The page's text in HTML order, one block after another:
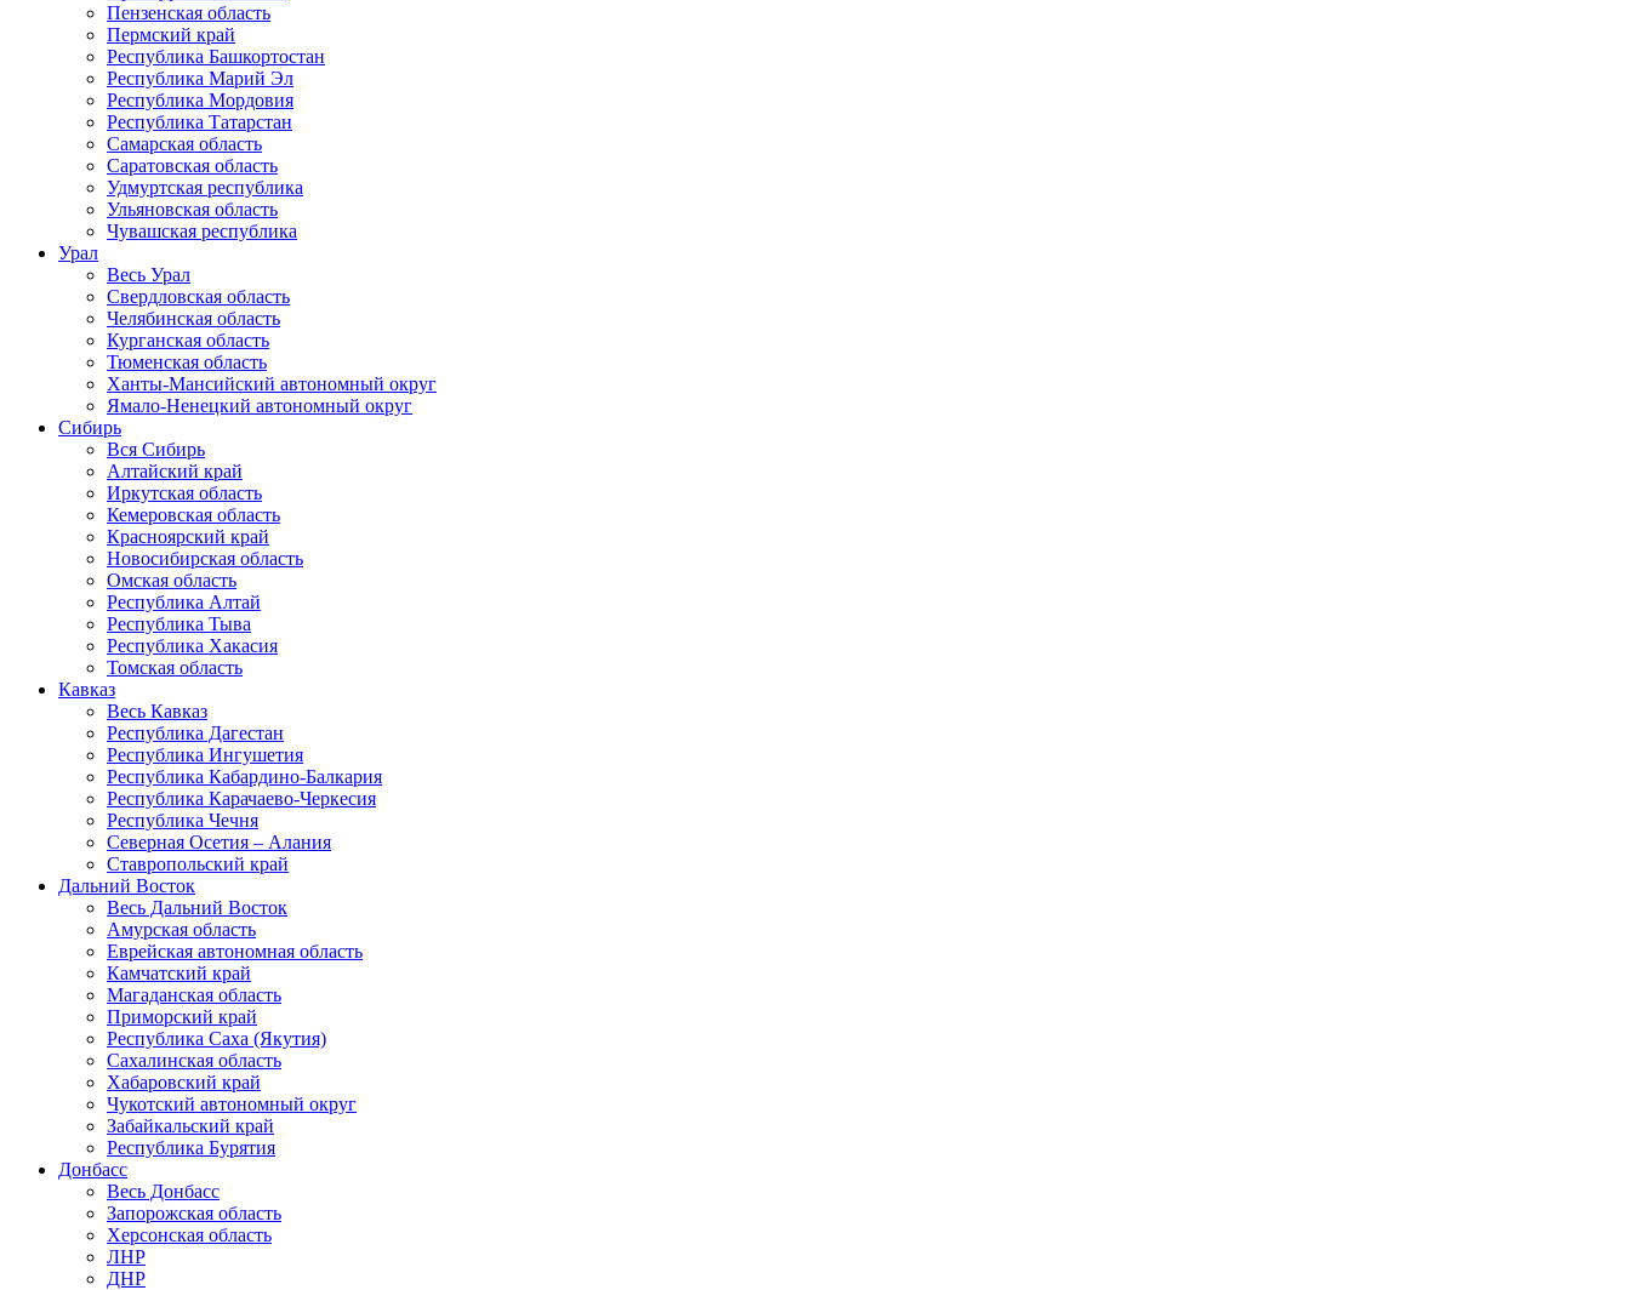
Пензенская область
Пермский край
Республика Башкортостан
Республика Марий Эл
Республика Мордовия
Республика Татарстан
Самарская область
Саратовская область
Удмуртская республика
Ульяновская область
Чувашская республика
Урал
Весь Урал
Свердловская область
Челябинская область
Курганская область
Тюменская область
Ханты-Мансийский автономный округ
Ямало-Ненецкий автономный округ
Сибирь
Вся Сибирь
Алтайский край
Иркутская область
Кемеровская область
Красноярский край
Новосибирская область
Омская область
Республика Алтай
Республика Тыва
Республика Хакасия
Томская область
Кавказ
Весь Кавказ
Республика Дагестан
Республика Ингушетия
Республика Кабардино-Балкария
Республика Карачаево-Черкесия
Республика Чечня
Северная Осетия – Алания
Ставропольский край
Дальний Восток
Весь Дальний Восток
Амурская область
Еврейская автономная область
Камчатский край
Магаданская область
Приморский край
Республика Саха (Якутия)
Сахалинская область
Хабаровский край
Чукотский автономный округ
Забайкальский край
Республика Бурятия
Донбасс
Весь Донбасс
Запорожская область
Херсонская область
ЛНР
ДНР